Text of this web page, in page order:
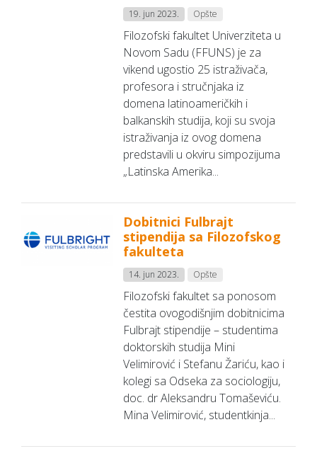
19. jun 2023. Opšte
Filozofski fakultet Univerziteta u
Novom Sadu (FFUNS) je za
vikend ugostio 25 istraživača,
profesora i stručnjaka iz
domena latinoameričkih i
balkanskih studija, koji su svoja
istraživanja iz ovog domena
predstavili u okviru simpozijuma
„Latinska Amerika...
Dobitnici Fulbrajt
stipendija sa Filozofskog
fakulteta
14. jun 2023. Opšte
Filozofski fakultet sa ponosom
čestita ovogodišnjim dobitnicima
Fulbrajt stipendije – studentima
doktorskih studija Mini
Velimirović i Stefanu Žariću, kao i
kolegi sa Odseka za sociologiju,
doc. dr Aleksandru Tomaševiću.
Mina Velimirović, studentkinja...